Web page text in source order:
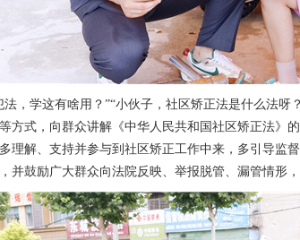
法，学这有啥用？”“小伙子，社区矫正法是什么法呀
方式，向群众讲解《中华人民共和国 社区矫正法》
理解、支持并参与到社区矫正工作中来，多引导监
并鼓励广大群众向法院反映、举报脱管、漏管情形